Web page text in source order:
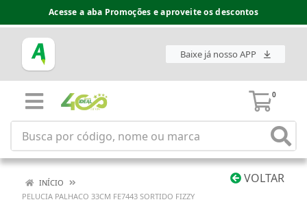
Acesse a aba Promoções e aproveite os descontos
Baixe já nosso APP
0
VOLTAR
INÍCIO
PELUCIA PALHACO 33CM FE7443 SORTIDO FIZZY